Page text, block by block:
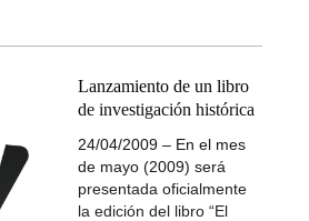
Lanzamiento de un libro
de investigación histórica
24/04/2009 – En el mes
de mayo (2009) será
presentada oficialmente
la edición del libro “El